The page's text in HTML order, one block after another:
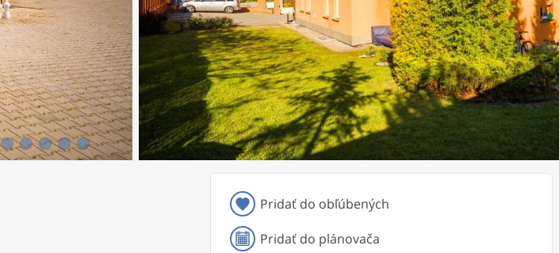
3 4 5 6 7
Pridať do obľúbených
Pridať do plánovača